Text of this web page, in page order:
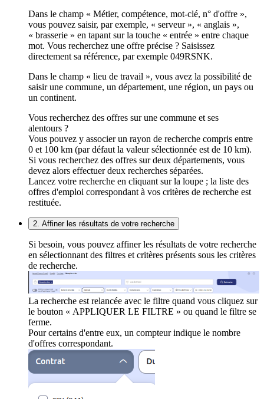
Dans le champ « Métier, compétence, mot-clé, n° d'offre »,
vous pouvez saisir, par exemple, « serveur », « anglais »,
« brasserie » en tapant sur la touche « entrée » entre chaque
mot. Vous recherchez une offre précise ? Saisissez
directement sa référence, par exemple 049RSNK.
Dans le champ « lieu de travail », vous avez la possibilité de
saisir une commune, un département, une région, un pays ou
un continent.
Vous recherchez des offres sur une commune et ses
alentours ?
Vous pouvez y associer un rayon de recherche compris entre
0 et 100 km (par défaut la valeur sélectionnée est de 10 km).
Si vous recherchez des offres sur deux départements, vous
devez alors effectuer deux recherches séparées.
Lancez votre recherche en cliquant sur la loupe ; la liste des
offres d'emploi correspondant à vos critères de recherche est
restituée.
2. Affiner les résultats de votre recherche
Si besoin, vous pouvez affiner les résultats de votre recherche
en sélectionnant des filtres et critères présents sous les critères
de recherche.
La recherche est relancée avec le filtre quand vous cliquez sur
le bouton « APPLIQUER LE FILTRE » ou quand le filtre se
ferme.
Pour certains d'entre eux, un compteur indique le nombre
d'offres correspondant.